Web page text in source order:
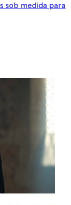
sob medida para